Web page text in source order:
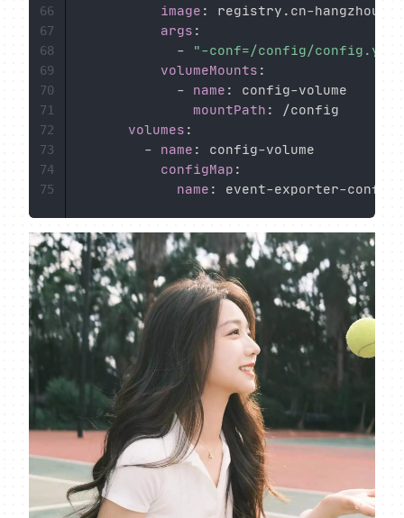
image : registry.cn-
args :
-
"-conf=/config/
volumeMounts :
-
name : config-volume
mountPath :
/config
volumes :
-
name : config-volume
configMap :
name : event-exporter-
66
67
68
69
70
71
72
73
74
75